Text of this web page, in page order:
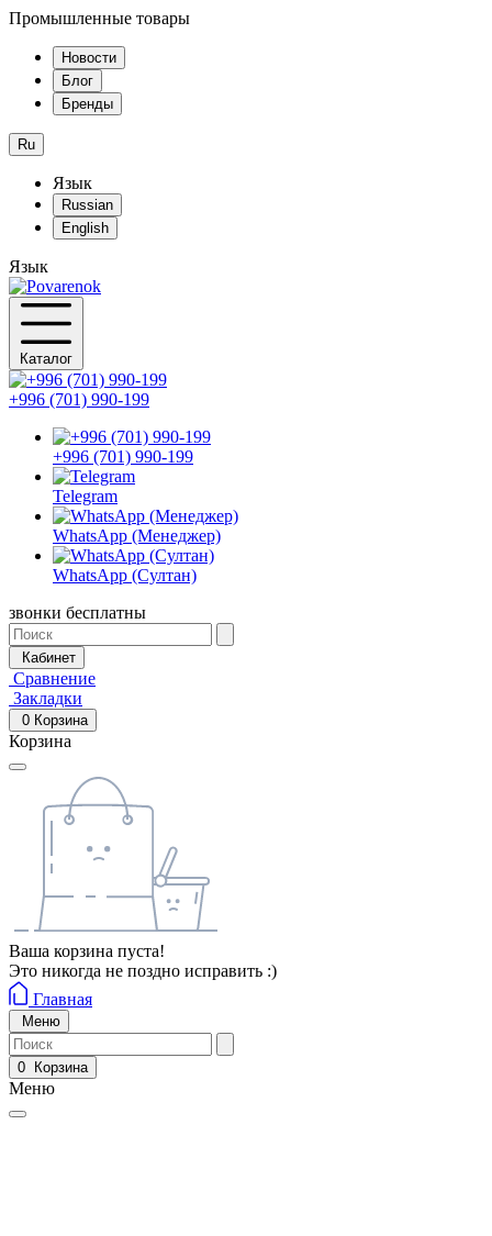
Промышленные товары
Новости
Блог
Бренды
Ru
Язык
Russian
English
Язык
Каталог
+996 (701) 990-199
+996 (701) 990-199
Telegram
WhatsApp (Менеджер)
WhatsApp (Султан)
звонки бесплатны
Кабинет
Сравнение
Закладки
0 Корзина
Корзина
Ваша корзина пуста!
Это никогда не поздно исправить :)
Главная
Меню
0 Корзина
Меню